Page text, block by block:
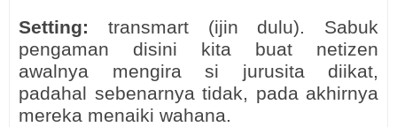
Setting: transmart (ijin dulu). Sabuk
pengaman disini kita buat netizen
awalnya mengira si jurusita diikat,
padahal sebenarnya tidak, pada akhirnya
mereka menaiki wahana.